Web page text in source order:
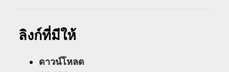
ลิงก์ที่มีให้
ดาวน์โหลด